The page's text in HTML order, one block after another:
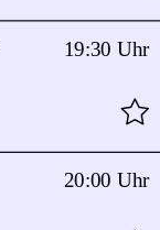
19:30 Uhr
20:00 Uhr